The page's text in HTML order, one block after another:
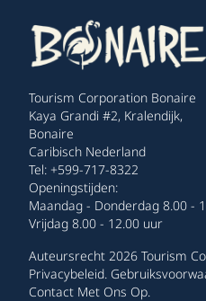
Tourism Corporation Bonaire
Kaya Grandi #2, Kralendijk,
Bonaire
Caribisch Nederland
Tel: +599-717-8322
Openingstijden:
Maandag - Donderdag 8.00 -
Vrijdag 8.00 - 12.00 uur
Auteursrecht 2026 Tourism
Privacybeleid.
Contact Met Ons Op.